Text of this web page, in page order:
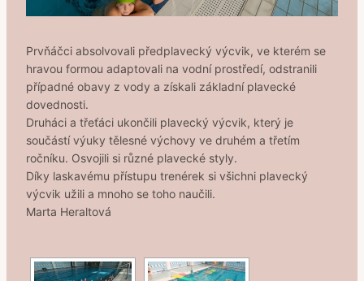
Prvňáčci absolvovali předplavecký výcvik, ve kterém se
hravou formou adaptovali na vodní prostředí, odstranili
případné obavy z vody a získali základní plavecké
dovednosti.
Druháci a třeťáci ukončili plavecký výcvik, který je
součástí výuky tělesné výchovy ve druhém a třetím
ročníku. Osvojili si různé plavecké styly.
Díky laskavému přístupu trenérek si všichni plavecký
výcvik užili a mnoho se toho naučili.
Marta Heraltová